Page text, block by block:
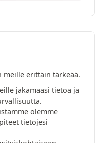
erittäin tärkeää.
jakamaasi tietoa ja
olemme
tietojesi